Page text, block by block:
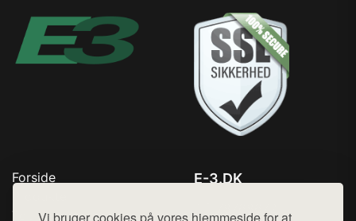
Forside
Top Rabatter
E-3.DK